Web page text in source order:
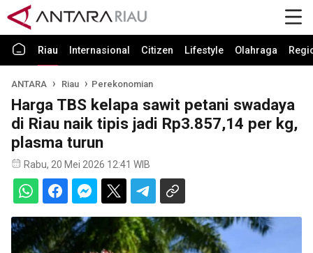
Riau Internasional Citizen Lifestyle Olahraga
ANTARA Riau Perekonomian
Harga TBS kelapa sawit petani swadaya
di Riau naik tipis jadi Rp3.857,14 per kg,
plasma turun
Rabu, 20 Mei 2026 12:41 WIB